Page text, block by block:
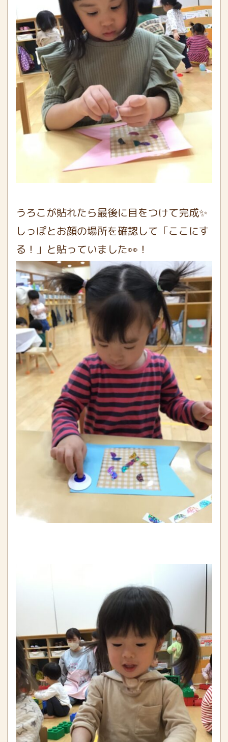
うろこが貼れたら最後に目をつけて完成✨
しっぽとお顔の場所を確認して「ここにす
る！」と貼っていました👀！